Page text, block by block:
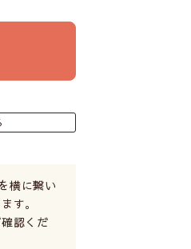
横に繋い
す。
認くだ